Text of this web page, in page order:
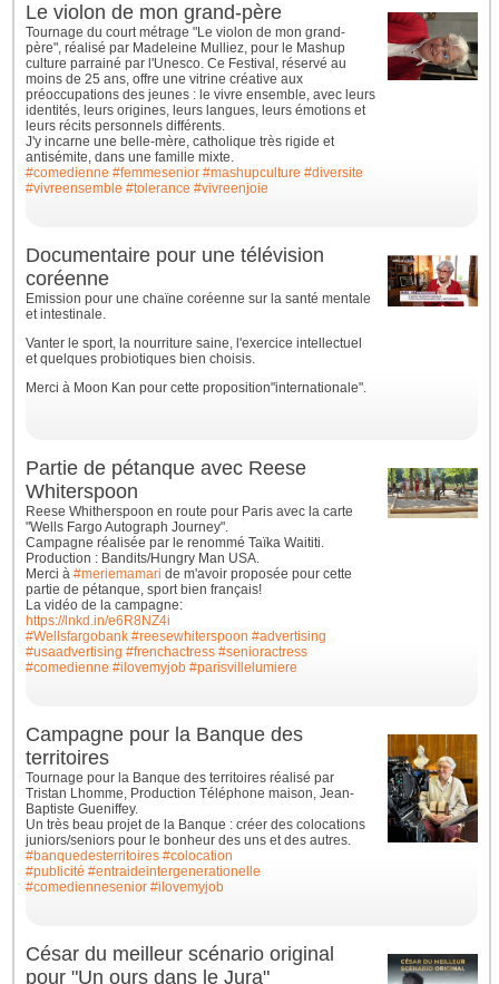
Le violon de mon grand-père
Tournage du court métrage "Le violon de mon grand-
père", réalisé par Madeleine Mulliez, pour le Mashup
culture parrainé par l'Unesco. Ce Festival, réservé au
moins de 25 ans, offre une vitrine créative aux
préoccupations des jeunes : le vivre ensemble, avec leurs
identités, leurs origines, leurs langues, leurs émotions et
leurs récits personnels différents.
J'y incarne une belle-mère, catholique très rigide et
antisémite, dans une famille mixte.
#comedienne #femmesenior #mashupculture #diversite
#vivreensemble #tolerance #vivreenjoie
Documentaire pour une télévision
coréenne
Emission pour une chaïne coréenne sur la santé mentale
et intestinale.
Vanter le sport, la nourriture saine, l'exercice intellectuel
et quelques probiotiques bien choisis.
Merci à Moon Kan pour cette proposition"internationale".
Partie de pétanque avec Reese
Whiterspoon
Reese Whitherspoon en route pour Paris avec la carte
"Wells Fargo Autograph Journey".
Campagne réalisée par le renommé Taïka Waititi.
Production : Bandits/Hungry Man USA.
Merci à#meriemamari de m'avoir proposée pour cette
partie de pétanque, sport bien français!
La vidéo de la campagne:
https://lnkd.in/e6R8NZ4i
#Wellsfargobank #reesewhiterspoon #advertising
#usaadvertising #frenchactress #senioractress
#comedienne #ilovemyjob #parisvillelumiere
Campagne pour la Banque des
territoires
Tournage pour la Banque des territoires réalisé par
Tristan Lhomme, Production Téléphone maison, Jean-
Baptiste Gueniffey.
Un très beau projet de la Banque : créer des colocations
juniors/seniors pour le bonheur des uns et des autres.
#banquedesterritoires #colocation
#publicité #entraideintergenerationelle
#comediennesenior #ilovemyjob
César du meilleur scénario original
pour "Un ours dans le Jura"